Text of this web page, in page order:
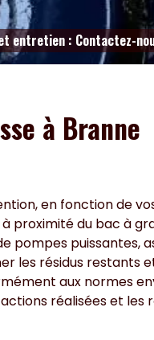
entretien : Contactez-
à Branne
en fonction de
proximité du bac à
pompes
les résidus restants
aux normes
réalisées et